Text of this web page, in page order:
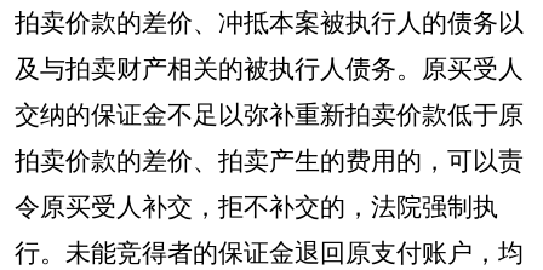
拍卖价款的差价、冲抵本案被执行人的债务以
及与拍卖财产相关的被执行人债务。原买受人
交纳的保证金不足以弥补重新拍卖价款低于原
拍卖价款的差价、拍卖产生的费用的，可以责
令原买受人补交，拒不补交的，法院强制执
行。未能竞得者的保证金退回原支付账户，均